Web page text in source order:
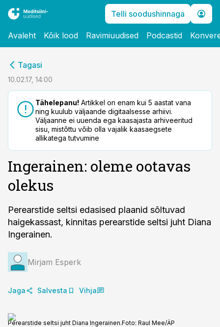
Telli soodushinnaga
Avaleht Kõik lood Ravimiuudised Podcastid
Tagasi
10.02.17, 14:00
Tähelepanu! Artikkel on enam kui 5 aastat vana
ning kuulub väljaande digitaalsesse arhiivi.
Väljaanne ei uuenda ega kaasajasta arhiveeritud
sisu, mistõttu võib olla vajalik kaasaegsete
allikatega tutvumine
Ingerainen: oleme ootavas
olekus
Perearstide seltsi edasised plaanid sõltuvad
haigekassast, kinnitas perearstide seltsi juht Diana
Ingerainen.
Mirjam Esperk
Jaga Salvesta Vihja
Perearstide seltsi juht Diana Ingerainen.Foto: Raul Mee/ÄP